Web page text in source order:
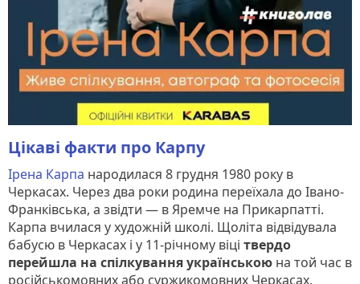
Цікаві факти про Карпу
Ірена Карпа народилася 8 грудня 1980 року в
Черкасах. Через два роки родина переїхала до Івано-
Франківська, а звідти — в Яремче на Прикарпатті.
Карпа вчилася у художній школі. Щоліта відвідувала
бабусю в Черкасах і у 11-річному віці твердо
перейшла на спілкування українською на той час в
російськомовних або суржикомовних Черкасах.